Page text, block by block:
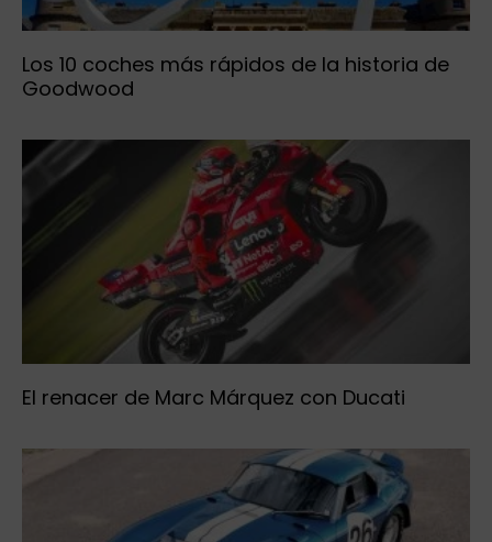
Los 10 coches más rápidos de la historia de
Goodwood
El renacer de Marc Márquez con Ducati